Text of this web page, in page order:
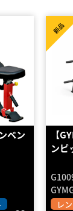
ベン
【
ンピ
レ
新品